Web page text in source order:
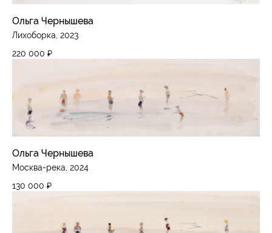
Ольга Чернышева
Лихоборка, 2023
220 000 ₽
Ольга Чернышева
Москва-река, 2024
130 000 ₽